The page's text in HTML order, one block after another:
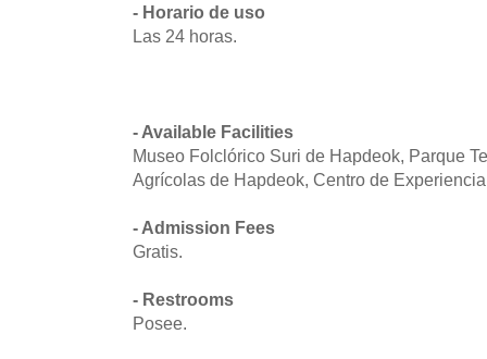
- Horario de uso
Las 24 horas.
- Available Facilities
Museo Folclórico Suri de Hapdeok, Parque
Agrícolas de Hapdeok, Centro de
- Admission Fees
Gratis.
- Restrooms
Posee.